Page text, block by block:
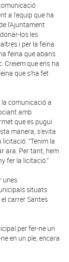
a l’equip que ha
l’Ajuntament
los les
i per la feina
feina que abans
Creiem que ens ha
que s’ha fet
comunicació a
amb
que es pugui
manera, s’evita
“Tenim la
ara. Per tant, hem
fer la licitació.”
unes
situats
carrer Santes
per fer-ne un
en un ple, encara